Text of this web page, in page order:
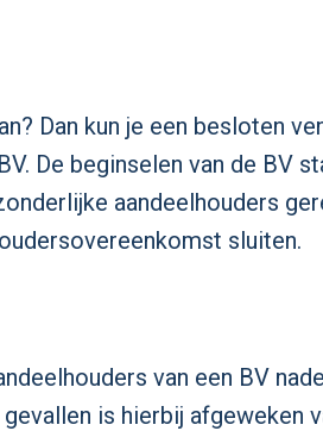
Dan kun je een besloten
De beginselen van de BV
aandeelhouders
sluiten.
van een BV
is hierbij afgeweken